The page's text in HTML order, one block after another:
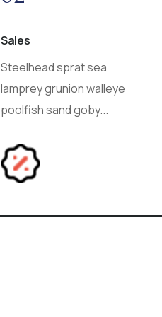
Sales
Steelhead sprat sea
lamprey grunion walleye
poolfish sand goby...